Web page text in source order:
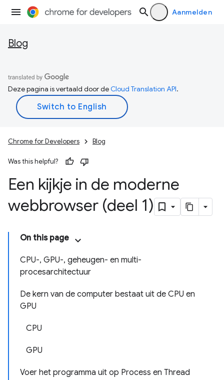
Aanmelden
Blog
Deze pagina is vertaald door deCloud Translation API.
Chrome for Developers Blog
Was this helpful?
Een kijkje in de moderne
webbrowser (deel 1)
On this page
CPU-, GPU-, geheugen- en multi-
procesarchitectuur
De kern van de computer bestaat uit de CPU en
GPU
CPU
GPU
Voer het programma uit op Process en Thread